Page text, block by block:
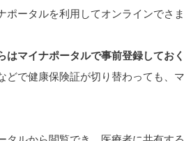
ータルを利用してオンラインでさ
はマイナポータルで事前登録してお
どで健康保険証が切り替わっても、